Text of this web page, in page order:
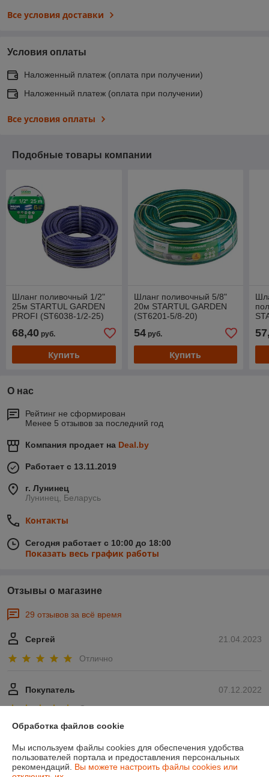
Все условия доставки
Условия оплаты
Наложенный платеж (оплата при получении)
Наложенный платеж (оплата при получении)
Все условия оплаты
Подобные товары компании
Шланг поливочный 1/2"
25м STARTUL GARDEN
PROFI (ST6038-1/2-25)
68,40 руб.
Купить
Шланг поливочный 5/8"
20м STARTUL GARDEN
(ST6201-5/8-20)
54руб.
Купить
О нас
Рейтинг не сформирован
Менее 5 отзывов за последний год
Компания продает на Deal.by
Работает с 13.11.2019
г. Лунинец
Лунинец, Беларусь
Контакты
Сегодня работает с 10:00 до 18:00
Показать весь график работы
Отзывы о магазине
29 отзывов за всё время
21.04.2023
Сергей
Отлично
07.12.2022
Покупатель
Отлично
Показать все отзывы
О нас
Обработка файлов cookie
Мы используем файлы cookies для обеспечения удобства
пользователей портала и предоставления персональных
рекомендаций. Вы можете настроить файлы cookies или